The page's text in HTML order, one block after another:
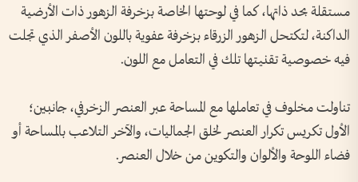
مستقلة بحد ذاتها، كما في لوحتها الخاصة بزخرفة الزهور ذات الأرضية
الداكنة، لتكتحل الزهور الزرقاء بزخرفة عفوية باللون الأصفر الذي تجلت
فيه خصوصية تقنيتها تلك في التعامل مع اللون.
تناولت مخلوف في تعاملها مع المساحة عبر العنصر الزخرفي، جانبين؛
الأول تكريس تكرار العنصر لخلق الجماليات، والآخر التلاعب بالمساحة أو
فضاء اللوحة والألوان والتكوين من خلال العنصر.